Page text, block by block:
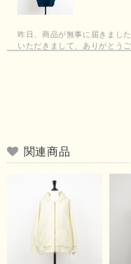
昨日、商品が無事に届きまし
いただきまして、ありがとう
この度は商品のお
お手元に届き、気
材感。 楽しい夏を過
まいした。 またの
関連商品